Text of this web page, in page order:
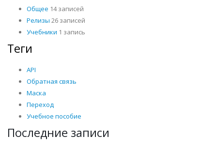
Общее 14 записей
Релизы 26 записей
Учебники 1 запись
Теги
API
Обратная связь
Маска
Переход
Учебное пособие
Последние записи